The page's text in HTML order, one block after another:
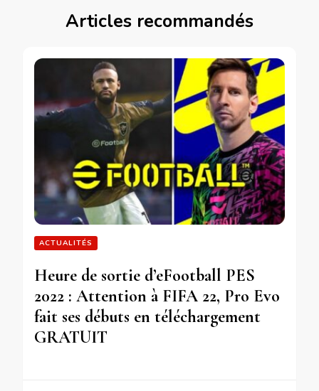
Articles recommandés
ACTUALITÉS
Heure de sortie d’eFootball PES
2022 : Attention à FIFA 22, Pro Evo
fait ses débuts en téléchargement
GRATUIT